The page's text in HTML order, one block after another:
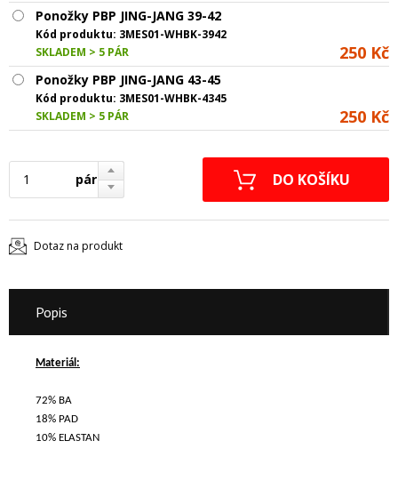
Ponožky PBP JING-JANG 39-42
Kód produktu: 3MES01-WHBK-3942
SKLADEM > 5 PÁR
250 Kč
Ponožky PBP JING-JANG 43-45
Kód produktu: 3MES01-WHBK-4345
SKLADEM > 5 PÁR
250 Kč
pár
Dotaz na produkt
Popis
Materiál:
72% BA
18% PAD
10% ELASTAN